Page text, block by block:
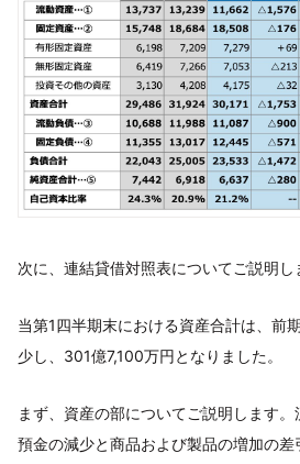
次に、連結貸借対照表についてご説明し
当第1四半期末における資産合計は、前
少し、301億7,100万円となりました。
まず、資産の部についてご説明します
預金の減少と商品および製品の増加の